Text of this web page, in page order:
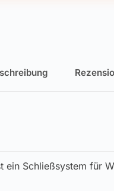
ein Schließsystem für